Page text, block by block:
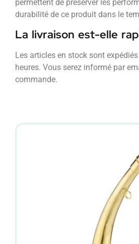
permettent de préserver les
durabilité de ce produit dans le
La livraison est-elle
Les articles en stock sont
heures. Vous serez informé par
commande.